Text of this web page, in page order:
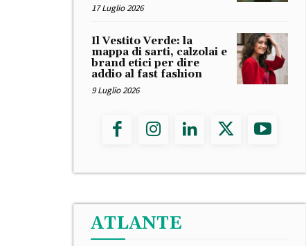
17 Luglio 2026
Il Vestito Verde: la
mappa di sarti, calzolai e
brand etici per dire
addio al fast fashion
9 Luglio 2026
ATLANTE